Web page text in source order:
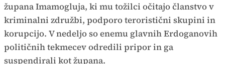
župana Imamogluja, ki mu tožilci očitajo članstvo v
kriminalni združbi, podporo teroristični skupini in
korupcijo. V nedeljo so enemu glavnih Erdoganovih
političnih tekmecev odredili pripor in ga
suspendirali kot župana.